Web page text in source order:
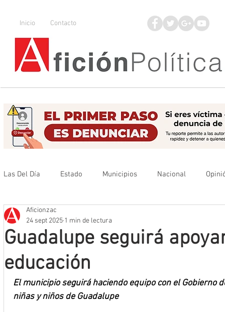
Inicio Contacto
Las Del Día Estado Municipios Nacional
Que no se olvide
Mineros LNBP
Guadalupe seguirá
educación
Aficionzac
24 sept 2025 1 min de lectura
El municipio seguirá haciendo equipo con el Gobierno
niñas y niños de Guadalupe